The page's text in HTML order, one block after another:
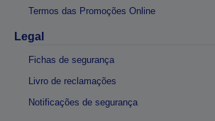
Termos das Promoções Online
Legal
Fichas de segurança
Livro de reclamações
Notificações de segurança